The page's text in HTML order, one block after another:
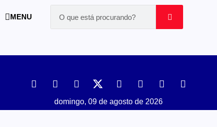
MENU
domingo, 09 de agosto de 2026